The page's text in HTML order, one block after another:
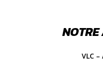
NOTRE
VLC